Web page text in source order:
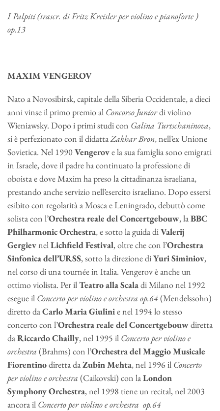
I Palpiti (trascr. di Fritz Kreisler per violino e pianoforte )
op.13
MAXIM VENGEROV
Nato a Novosibirsk, capitale della Siberia Occidentale, a dieci
anni vinse il primo premio al Concorso Juniordi violino
Wieniawsky. Dopo i primi studi con Galina Turtschaninova,
si è perfezionato con il didattaZakhar Bron, nell’ex Unione
Sovietica. Nel 1990Vengerove la sua famiglia sono emigrati
in Israele, dove il padre ha continuato la professione di
oboista e dove Maxim ha preso la cittadinanza israeliana,
prestando anche servizio nell’esercito israeliano. Dopo essersi
esibito con regolarità a Mosca e Leningrado, debuttò come
solista con l’Orchestra reale del Concertgebouw, laBBC
Philharmonic Orchestra, e sotto la guida diValerij
GergievnelLichfield Festival, oltre che con l’Orchestra
Sinfonica dell’URSS, sotto la direzione diYuri Siminiov,
nel corso di una tournée in Italia. Vengerov è anche un
ottimo violista. Per ilTeatro alla Scaladi Milano nel 1992
esegue il Concerto per violino e orchestra op.64(Mendelssohn)
diretto daCarlo Maria Giulinie nel 1994 lo stesso
concerto con l’Orchestra reale del Concertgebouwdiretta
daRiccardo Chailly, nel 1995 il Concerto per violino e
orchestra (Brahms) con l’Orchestra del Maggio Musicale
Fiorentinodiretta daZubin Mehta, nel 1996 il Concerto
per violino e orchestra (Caikovski) con laLondon
Symphony Orchestra, nel 1998 tiene un recital, nel 2003
ancora il Concerto per violino e orchestra op.64